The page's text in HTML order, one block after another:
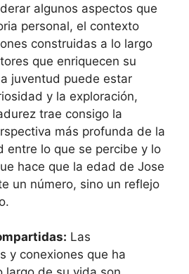
algunos aspectos que
personal, el contexto
construidas a lo largo
que enriquecen su
juventud puede estar
y la exploración,
trae consigo la
más profunda de la
entre lo que se percibe y lo
hace que la edad de Jose
un número, sino un reflejo
Las
y conexiones que ha